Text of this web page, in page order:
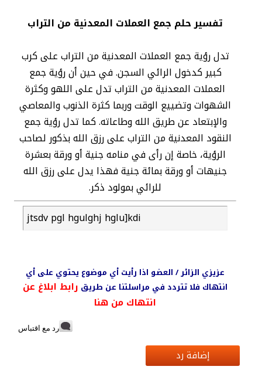
تفسير حلم جمع العملات المعدنية من التراب
تدل رؤية جمع العملات المعدنية من التراب على كرب
كبير كدخول الرائي السجن. في حين أن رؤية جمع
العملات المعدنية من التراب تدل على اللهو وكثرة
الشهوات وتضييع الوقت وربما كثرة الذنوب والمعاصي
والإبتعاد عن طريق الله وطاعاته. كما تدل رؤية جمع
النقود المعدنية من التراب على رزق الله بذكور لصاحب
الرؤية، خاصة إن رأى في منامه جنية أو ورقة بعشرة
جنيهات أو ورقة بمائة جنية فهذا يدل على رزق الله
للرائي بمولود ذكر.
jtsdv pgl hgulghj hglu]kdi
عزيزي الزائر / العضو اذا رأيت أي موضوع يحتوي على أي
انتهاك فلا تتردد في مراسلتنا عن طريق رابط ابلاغ عن
انتهاك من هنا
رد مع اقتباس
إضافة رد